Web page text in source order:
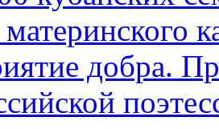
материнского
добра.